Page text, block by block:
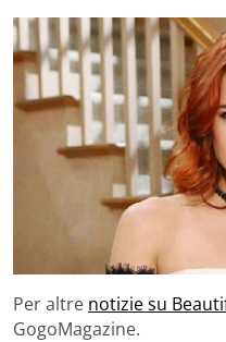
Per altre notizie su
GogoMagazine.